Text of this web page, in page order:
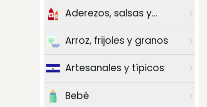
Aderezos, salsas y
Arroz, frijoles y granos
Artesanales y típicos
Bebé